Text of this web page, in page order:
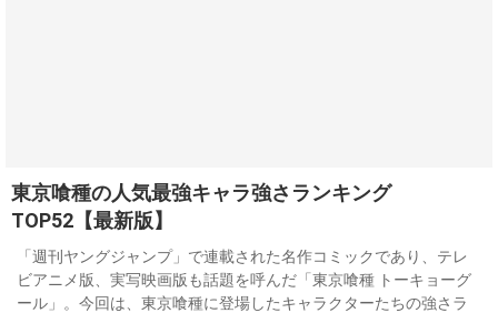
東京喰種の人気最強キャラ強さランキング
TOP52【最新版】
「週刊ヤングジャンプ」で連載された名作コミックであり、テレ
ビアニメ版、実写映画版も話題を呼んだ「東京喰種 トーキョーグ
ール」。今回は、東京喰種に登場したキャラクターたちの強さラ